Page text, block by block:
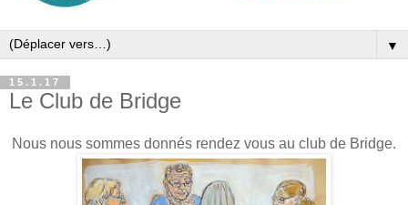
▼
15.1.17
Le Club de Bridge
Nous nous sommes donnés rendez vous au club de Bridge.